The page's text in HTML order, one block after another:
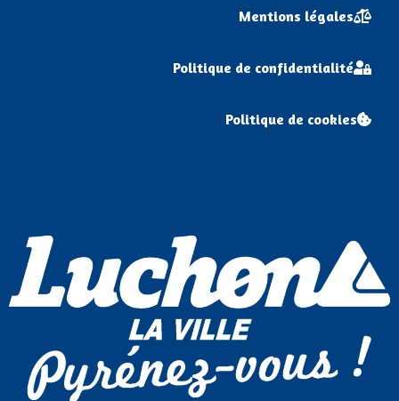
Mentions légales
Politique de confidentialité
Politique de cookies